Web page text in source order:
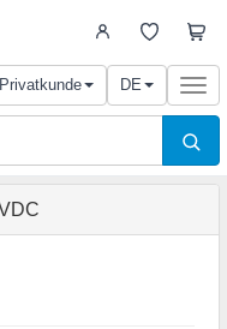
Privatkunde DE